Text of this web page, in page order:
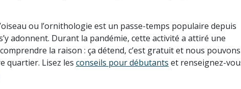
ou l’ornithologie est un passe-temps populaire depuis
adonnent. Durant la pandémie, cette activité a attiré une
la raison : ça détend, c’est gratuit et nous pouvons
quartier. Lisez les conseils pour débutants et renseignez-